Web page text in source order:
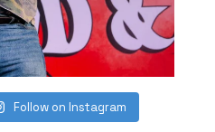
Follow on Instagram